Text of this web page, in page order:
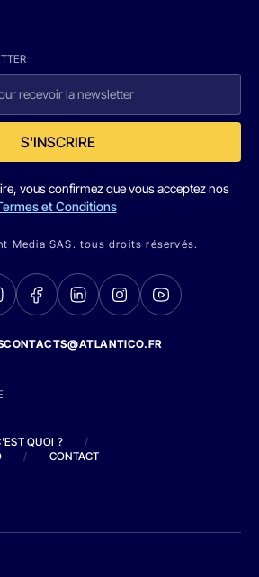
S'INSCRIRE
vous confirmez que vous acceptez nos
et Conditions
Media SAS. tous droits réservés.
QUOI ?
/
/ CONTACT